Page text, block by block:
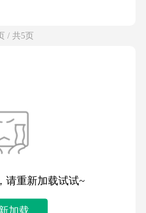
/ 共5页
请重新加载试试~
加载